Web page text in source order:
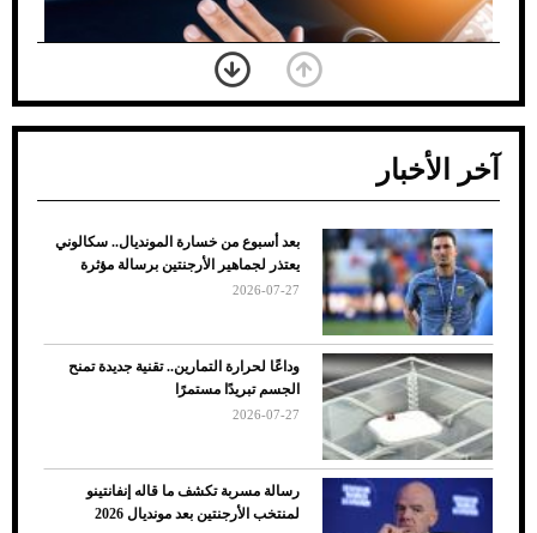
ضعف تبريد مكيف السيارة عند الوقوف.. أشهر
الأسباب والحلول
آخر الأخبار
بعد أسبوع من خسارة المونديال.. سكالوني
يعتذر لجماهير الأرجنتين برسالة مؤثرة
2026-07-27
وداعًا لحرارة التمارين.. تقنية جديدة تمنح
الجسم تبريدًا مستمرًا
2026-07-27
رسالة مسربة تكشف ما قاله إنفانتينو
لمنتخب الأرجنتين بعد مونديال 2026